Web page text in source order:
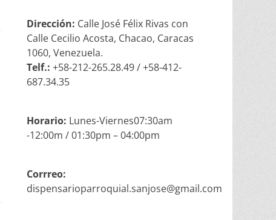
Dirección: Calle José Félix Rivas con
Calle Cecilio Acosta, Chacao, Caracas
1060, Venezuela.
Telf.: +58-212-265.28.49 / +58-412-
687.34.35
Horario: Lunes-Viernes07:30am
-12:00m / 01:30pm – 04:00pm
Corrreo:
dispensarioparroquial.sanjose@gmail.com